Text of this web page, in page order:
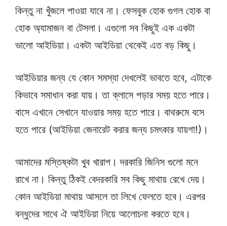
কিন্তু না খুঁজলে পাওয়া যাবে না। ফেসবুক হোক গুগল হোক বা
হোক অ্যামাজন বা টেসলা। এগুলো সব কিছুই এক একটা
ভালো আইডিয়া। একটা আইডিয়া থেকেই এত বড় কিছু।
আইডিয়ার জন্য যে কোন সমস্যা দেখলেই ভাবতে হবে, এটাকে
কিভাবে সমাধান করা যায়। তা ক্লাসে পড়ার সময় হতে পারে।
বাসে এখানে সেখানে যাওয়ার সময় হতে পারে। বাথরুমে বসে
হতে পারে (আইডিয়া জেনারেট করার জন্য চমৎকার যায়গা!)।
আমাদের মস্তিষ্কটা খুব খারাপ। দরকারি জিনিস গুলো মনে
রাখে না। কিন্তু ঠিকই বেদরকারি সব কিছু মাথায় রেখে দেয়।
কোন আইডিয়া মাথায় আসলে তা লিখে ফেলতে হবে। এরপর
বন্ধুদের সাথে ঐ আইডিয়া নিয়ে আলোচনা করতে হবে।